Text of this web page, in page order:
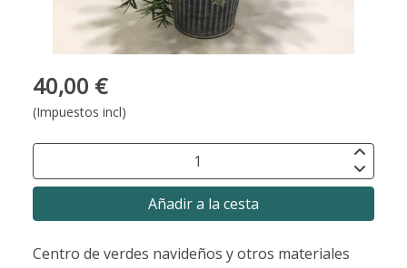
40,00 €
(Impuestos incl)
Añadir a la cesta
Centro de verdes navideños y otros materiales